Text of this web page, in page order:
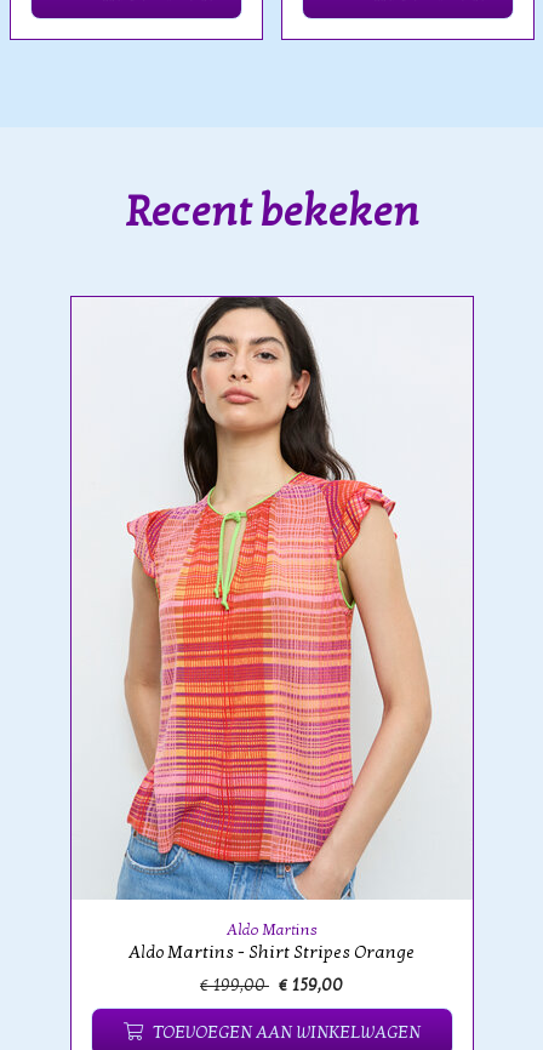
Recent bekeken
Aldo Martins
Aldo Martins - Shirt Stripes Orange
€ 199,00 € 159,00
TOEVOEGEN AAN WINKELWAGEN